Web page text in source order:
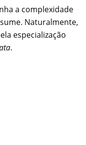
a complexidade
Naturalmente,
especialização
.